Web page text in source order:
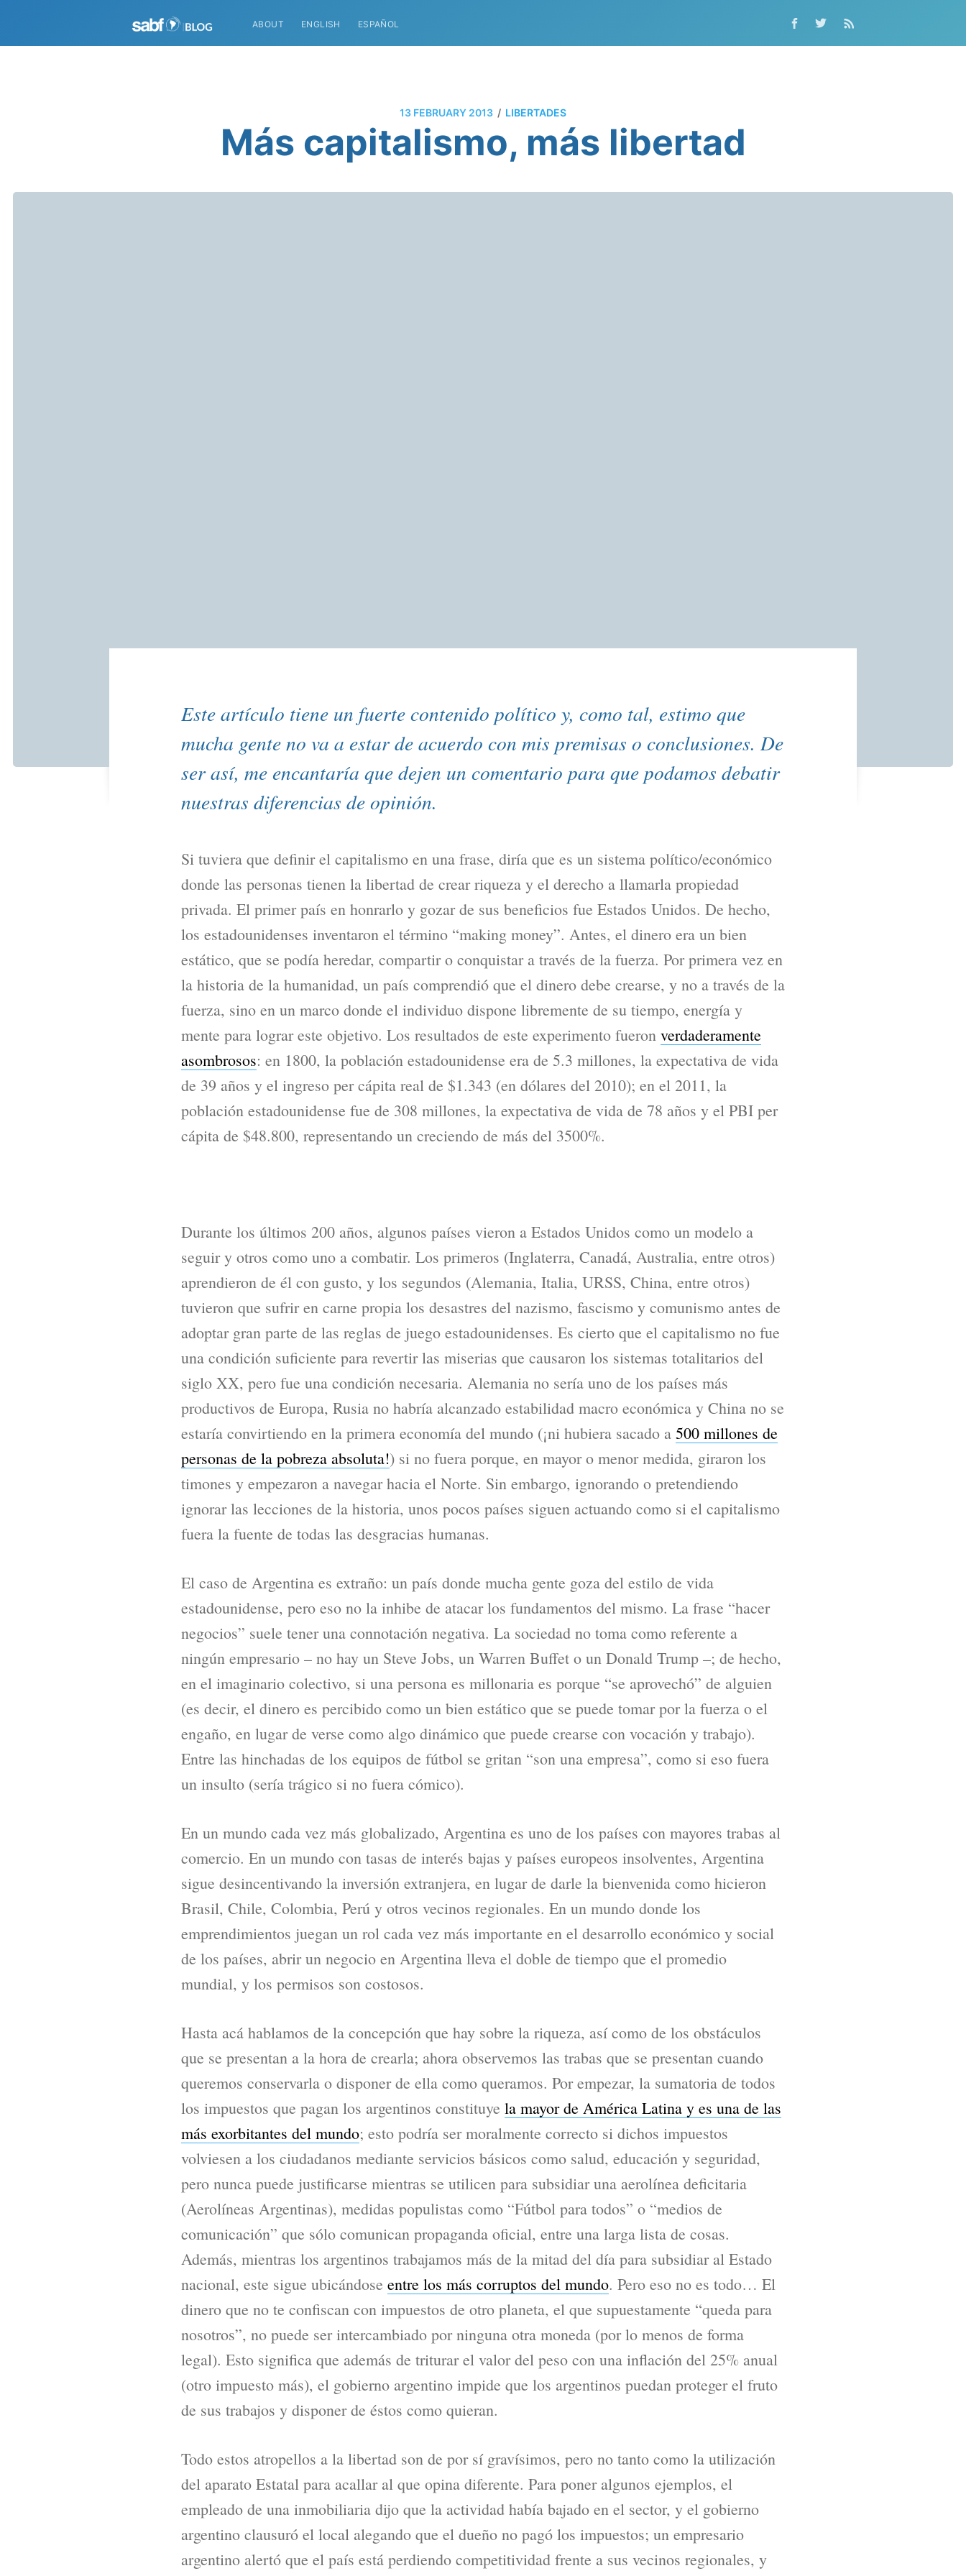
ABOUT ENGLISH ESPAÑOL
13 FEBRUARY 2013 / LIBERTADES
Más capitalismo, más libertad
Este artículo tiene un fuerte contenido político y, como tal, estimo que
mucha gente no va a estar de acuerdo con mis premisas o conclusiones. De
ser así, me encantaría que dejen un comentario para que podamos debatir
nuestras diferencias de opinión.
Si tuviera que definir el capitalismo en una frase, diría que es un sistema político/económico
donde las personas tienen la libertad de crear riqueza y el derecho a llamarla propiedad
privada. El primer país en honrarlo y gozar de sus beneficios fue Estados Unidos. De hecho,
los estadounidenses inventaron el término “making money”. Antes, el dinero era un bien
estático, que se podía heredar, compartir o conquistar a través de la fuerza. Por primera vez en
la historia de la humanidad, un país comprendió que el dinero debe crearse, y no a través de la
fuerza, sino en un marco donde el individuo dispone libremente de su tiempo, energía y
mente para lograr este objetivo. Los resultados de este experimento fueron verdaderamente
asombrosos: en 1800, la población estadounidense era de 5.3 millones, la expectativa de vida
de 39 años y el ingreso per cápita real de $1.343 (en dólares del 2010); en el 2011, la
población estadounidense fue de 308 millones, la expectativa de vida de 78 años y el PBI per
cápita de $48.800, representando un creciendo de más del 3500%.
Durante los últimos 200 años, algunos países vieron a Estados Unidos como un modelo a
seguir y otros como uno a combatir. Los primeros (Inglaterra, Canadá, Australia, entre otros)
aprendieron de él con gusto, y los segundos (Alemania, Italia, URSS, China, entre otros)
tuvieron que sufrir en carne propia los desastres del nazismo, fascismo y comunismo antes de
adoptar gran parte de las reglas de juego estadounidenses. Es cierto que el capitalismo no fue
una condición suficiente para revertir las miserias que causaron los sistemas totalitarios del
siglo XX, pero fue una condición necesaria. Alemania no sería uno de los países más
productivos de Europa, Rusia no habría alcanzado estabilidad macro económica y China no se
estaría convirtiendo en la primera economía del mundo (¡ni hubiera sacado a 500 millones de
personas de la pobreza absoluta!) si no fuera porque, en mayor o menor medida, giraron los
timones y empezaron a navegar hacia el Norte. Sin embargo, ignorando o pretendiendo
ignorar las lecciones de la historia, unos pocos países siguen actuando como si el capitalismo
fuera la fuente de todas las desgracias humanas.
El caso de Argentina es extraño: un país donde mucha gente goza del estilo de vida
estadounidense, pero eso no la inhibe de atacar los fundamentos del mismo. La frase “hacer
negocios” suele tener una connotación negativa. La sociedad no toma como referente a
ningún empresario – no hay un Steve Jobs, un Warren Buffet o un Donald Trump –; de hecho,
en el imaginario colectivo, si una persona es millonaria es porque “se aprovechó” de alguien
(es decir, el dinero es percibido como un bien estático que se puede tomar por la fuerza o el
engaño, en lugar de verse como algo dinámico que puede crearse con vocación y trabajo).
Entre las hinchadas de los equipos de fútbol se gritan “son una empresa”, como si eso fuera
un insulto (sería trágico si no fuera cómico).
En un mundo cada vez más globalizado, Argentina es uno de los países con mayores trabas al
comercio. En un mundo con tasas de interés bajas y países europeos insolventes, Argentina
sigue desincentivando la inversión extranjera, en lugar de darle la bienvenida como hicieron
Brasil, Chile, Colombia, Perú y otros vecinos regionales. En un mundo donde los
emprendimientos juegan un rol cada vez más importante en el desarrollo económico y social
de los países, abrir un negocio en Argentina lleva el doble de tiempo que el promedio
mundial, y los permisos son costosos.
Hasta acá hablamos de la concepción que hay sobre la riqueza, así como de los obstáculos
que se presentan a la hora de crearla; ahora observemos las trabas que se presentan cuando
queremos conservarla o disponer de ella como queramos. Por empezar, la sumatoria de todos
los impuestos que pagan los argentinos constituye la mayor de América Latina y es una de las
más exorbitantes del mundo; esto podría ser moralmente correcto si dichos impuestos
volviesen a los ciudadanos mediante servicios básicos como salud, educación y seguridad,
pero nunca puede justificarse mientras se utilicen para subsidiar una aerolínea deficitaria
(Aerolíneas Argentinas), medidas populistas como “Fútbol para todos” o “medios de
comunicación” que sólo comunican propaganda oficial, entre una larga lista de cosas.
Además, mientras los argentinos trabajamos más de la mitad del día para subsidiar al Estado
nacional, este sigue ubicándose entre los más corruptos del mundo. Pero eso no es todo… El
dinero que no te confiscan con impuestos de otro planeta, el que supuestamente “queda para
nosotros”, no puede ser intercambiado por ninguna otra moneda (por lo menos de forma
legal). Esto significa que además de triturar el valor del peso con una inflación del 25% anual
(otro impuesto más), el gobierno argentino impide que los argentinos puedan proteger el fruto
de sus trabajos y disponer de éstos como quieran.
Todo estos atropellos a la libertad son de por sí gravísimos, pero no tanto como la utilización
del aparato Estatal para acallar al que opina diferente. Para poner algunos ejemplos, el
empleado de una inmobiliaria dijo que la actividad había bajado en el sector, y el gobierno
argentino clausuró el local alegando que el dueño no pagó los impuestos; un empresario
argentino alertó que el país está perdiendo competitividad frente a sus vecinos regionales, y